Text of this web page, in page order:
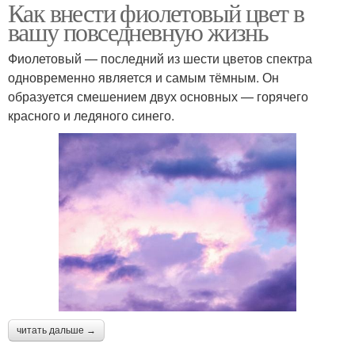
Как внести фиолетовый цвет в
вашу повседневную жизнь
Фиолетовый — последний из шести цветов спектра
одновременно является и самым тёмным. Он
образуется смешением двух основных — горячего
красного и ледяного синего.
читать дальше →